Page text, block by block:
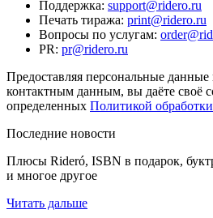
Поддержка: support@ridero.ru
Печать тиража: print@ridero.ru
Вопросы по услугам:
PR: pr@ridero.ru
Предоставляя персональные
контактным данным, вы даёте своё
определенных Политикой
Последние новости
Плюсы Rideró, ISBN в подарок,
и многое другое
Читать дальше